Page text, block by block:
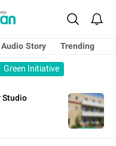
Audio Story
Trending
Green Initiative
Studio